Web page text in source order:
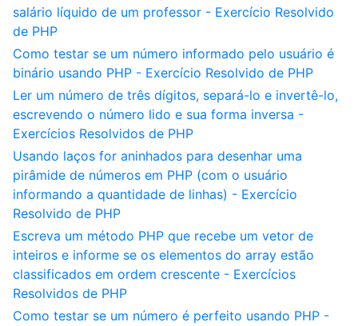
salário líquido de um professor - Exercício Resolvido
de PHP
Como testar se um número informado pelo usuário é
binário usando PHP - Exercício Resolvido de PHP
Ler um número de três dígitos, separá-lo e invertê-lo,
escrevendo o número lido e sua forma inversa -
Exercícios Resolvidos de PHP
Usando laços for aninhados para desenhar uma
pirâmide de números em PHP (com o usuário
informando a quantidade de linhas) - Exercício
Resolvido de PHP
Escreva um método PHP que recebe um vetor de
inteiros e informe se os elementos do array estão
classificados em ordem crescente - Exercícios
Resolvidos de PHP
Como testar se um número é perfeito usando PHP -